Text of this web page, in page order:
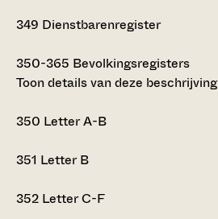
349 Dienstbarenregister
350-365 Bevolkingsregisters
Toon details van deze beschrijving
350 Letter A-B
351 Letter B
352 Letter C-F